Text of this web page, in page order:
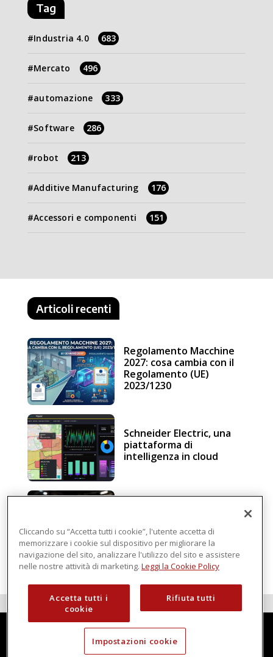
Tag
Industria 4.0 683
Mercato 496
automazione 333
Software 286
robot 213
Additive Manufacturing 176
Accessori e componenti 151
Articoli recenti
Regolamento Macchine
2027: cosa cambia con il
Regolamento (UE)
2023/1230
Schneider Electric, una
piattaforma di
intelligenza in cloud
Regolamento macchine
Cliccando su “Accetta tutti i cookie”, l'utente accetta di
memorizzare i cookie sul dispositivo per migliorare la
navigazione del sito, analizzare l'utilizzo del sito e assistere
nelle nostre attività di marketing. Leggi la Cookie Policy
Accetta tutti i
cookie
Rifiuta tutti
Impostazioni cookie